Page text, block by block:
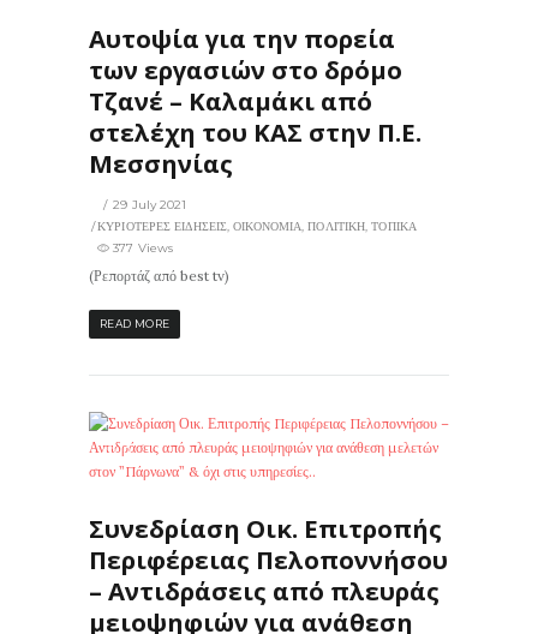
Αυτοψία για την πορεία
των εργασιών στο δρόμο
Τζανέ – Καλαμάκι από
στελέχη του ΚΑΣ στην Π.Ε.
Μεσσηνίας
29 July 2021
ΚΥΡΙΟΤΕΡΕΣ ΕΙΔΗΣΕΙΣ,ΟΙΚΟΝΟΜΙΑ,ΠΟΛΙΤΙΚΗ,ΤΟΠΙΚΑ
377 Views
(Ρεπορτάζ από best tv)
READ MORE
362 0
Συνεδρίαση Οικ. Επιτροπής
Περιφέρειας Πελοποννήσου
– Αντιδράσεις από πλευράς
μειοψηφιών για ανάθεση